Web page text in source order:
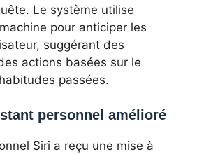
Le système utilise
pour anticiper les
suggérant des
actions basées sur le
passées.
personnel amélioré
Siri a reçu une mise à